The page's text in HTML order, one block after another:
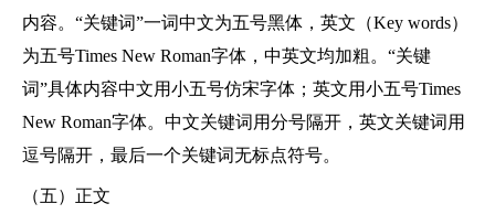
内容。“关键词”一词中文为五号黑体，英文（Key words）
为五号Times New Roman字体，中英文均加粗。“关键
词”具体内容中文用小五号仿宋字体；英文用小五号Times
New Roman字体。中文关键词用分号隔开，英文关键词用
逗号隔开，最后一个关键词无标点符号。
（五）正文